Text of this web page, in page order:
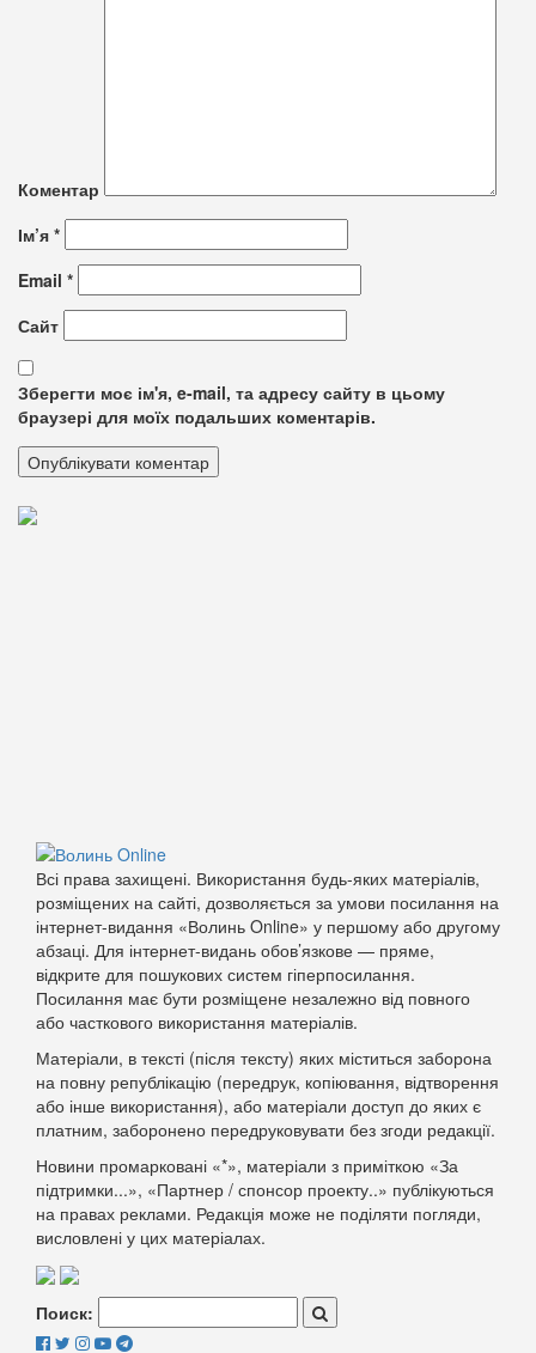
Коментар
Ім’я *
Email *
Сайт
Зберегти моє ім'я, e-mail, та адресу сайту в цьому
браузері для моїх подальших коментарів.
Всі права захищені. Використання будь-яких матеріалів,
розміщених на сайті, дозволяється за умови посилання на
інтернет-видання «Волинь Online» у першому або другому
абзаці. Для інтернет-видань обов’язкове — пряме,
відкрите для пошукових систем гіперпосилання.
Посилання має бути розміщене незалежно від повного
або часткового використання матеріалів.
Матеріали, в тексті (після тексту) яких міститься заборона
на повну републікацію (передрук, копіювання, відтворення
або інше використання), або матеріали доступ до яких є
платним, заборонено передруковувати без згоди редакції.
Новини промарковані «*», матеріали з приміткою «За
підтримки...», «Партнер / спонсор проекту..» публікуються
на правах реклами. Редакція може не поділяти погляди,
висловлені у цих матеріалах.
Поиск: